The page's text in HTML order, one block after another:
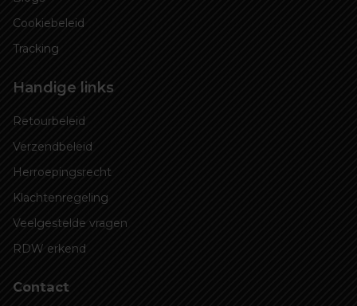
Cookiebeleid
Tracking
Handige links
Retourbeleid
Verzendbeleid
Herroepingsrecht
Klachtenregeling
Veelgestelde vragen
RDW erkend
Contact